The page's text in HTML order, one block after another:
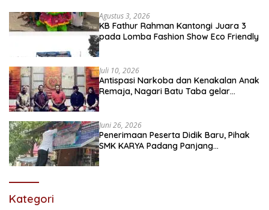
Agustus 3, 2026
KB Fathur Rahman Kantongi Juara 3
pada Lomba Fashion Show Eco Friendly
Juli 10, 2026
Antispasi Narkoba dan Kenakalan Anak
Remaja, Nagari Batu Taba gelar
Juni 26, 2026
Penerimaan Peserta Didik Baru, Pihak
SMK KARYA Padang Panjang
Kategori